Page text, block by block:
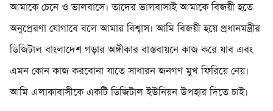
আমাকে চেনে ও ভালবাসে। তাদের ভালবাসাই আমাকে বিজয়ী হতে
অনুপ্রেরণা যোগাবে বলে আমার বিশ্বাস। আমি বিজয়ী হয়ে প্রধানমন্ত্রীর
ডিজিটাল বাংলাদেশ গড়ার অঙ্গীকার বাস্তবায়নে কাজ করে যাব এবং
এমন কোন কাজ করবোনা যাতে সাধারন জনগণ মুখ ফিরিয়ে নেয়।
আমি এলাকাবাসীকে একটি ডিজিটাল ইউনিয়ন উপহার দিতে চাই।